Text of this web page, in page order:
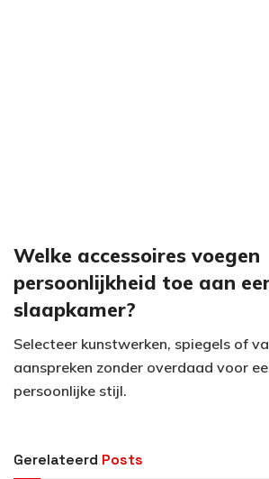
Welke accessoires voegen
persoonlijkheid toe aan
slaapkamer?
Selecteer kunstwerken, spiegels of
aanspreken zonder overdaad voor
persoonlijke stijl.
Gerelateerd Posts